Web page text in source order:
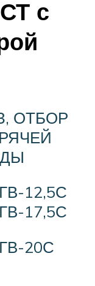
с
ОТБОР
12,5С
17,5С
20С